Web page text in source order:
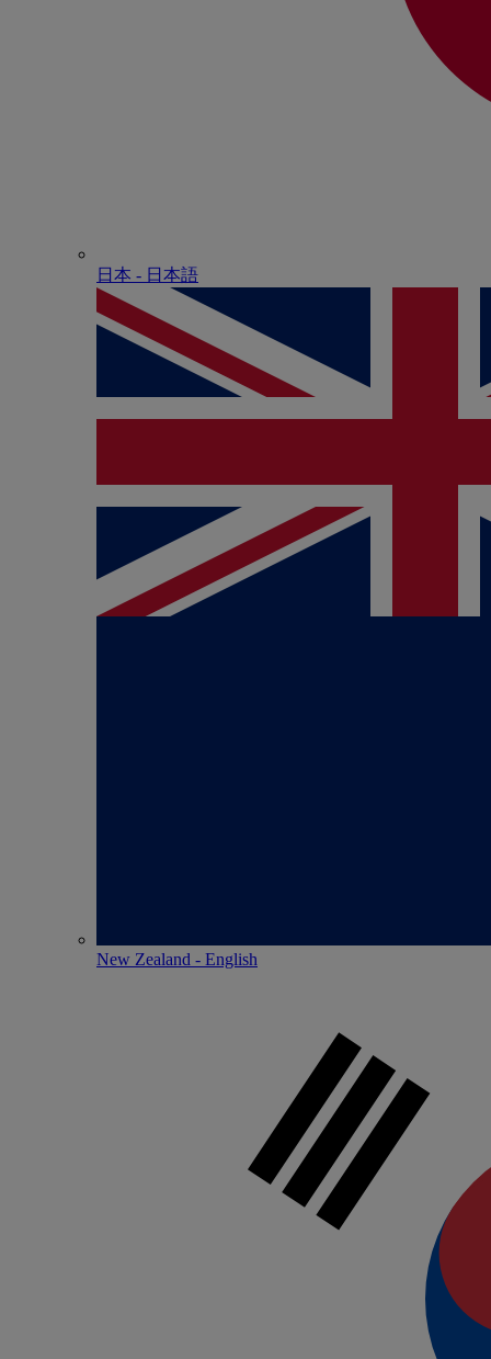
日本 - ⽇本語
New Zealand - English